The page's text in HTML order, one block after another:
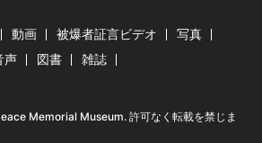
動画 被爆者証言ビデオ
写真
声 図書 雑誌
Memorial Museum. 許可なく転載を禁じま